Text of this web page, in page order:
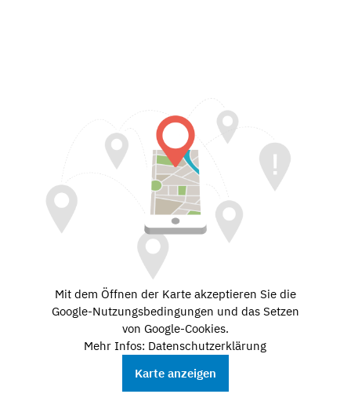
Mit dem Öffnen der Karte akzeptieren Sie die
Google-Nutzungsbedingungen und das Setzen
von Google-Cookies.
Mehr Infos: Datenschutzerklärung
Karte anzeigen